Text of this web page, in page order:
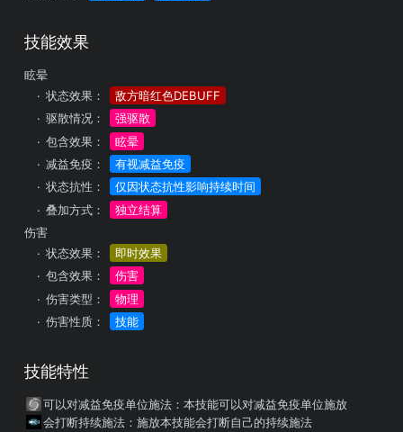
技能效果
眩晕
状态效果：
敌方暗红色DEBUFF
驱散情况：
强驱散
包含效果：
眩晕
减益免疫：
有视减益免疫
状态抗性：
仅因状态抗性影响持续时间
叠加方式：
独立结算
伤害
状态效果：
即时效果
包含效果：
伤害
伤害类型：
物理
伤害性质：
技能
技能特性
可以对减益免疫单位施法 ：本技能可以对减益免疫单位施放
会打断持续施法 ：施放本技能会打断自己的持续施法